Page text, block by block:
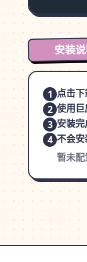
安装
1 点击
2 使用
3 安装
4 不会安
暂未